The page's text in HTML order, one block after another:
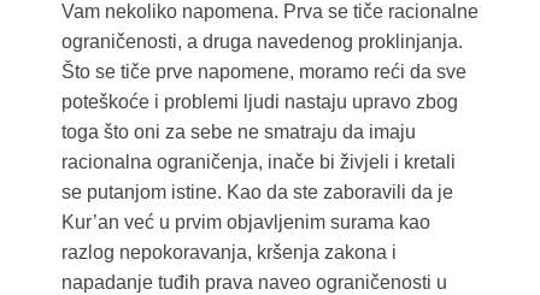
Vam nekoliko napomena. Prva se tiče racionalne
ograničenosti, a druga navedenog proklinjanja.
Što se tiče prve napomene, moramo reći da sve
poteškoće i problemi ljudi nastaju upravo zbog
toga što oni za sebe ne smatraju da imaju
racionalna ograničenja, inače bi živjeli i kretali
se putanjom istine. Kao da ste zaboravili da je
Kur’an već u prvim objavljenim surama kao
razlog nepokoravanja, kršenja zakona i
napadanje tuđih prava naveo ograničenosti u